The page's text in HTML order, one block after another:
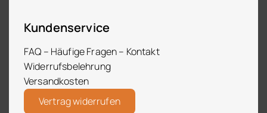
Kundenservice
FAQ – Häufige Fragen – Kontakt
Widerrufsbelehrung
Versandkosten
Vertrag widerrufen